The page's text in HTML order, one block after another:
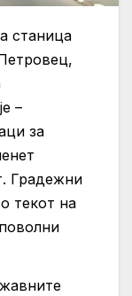
станица
–
за
Градежни
текот на